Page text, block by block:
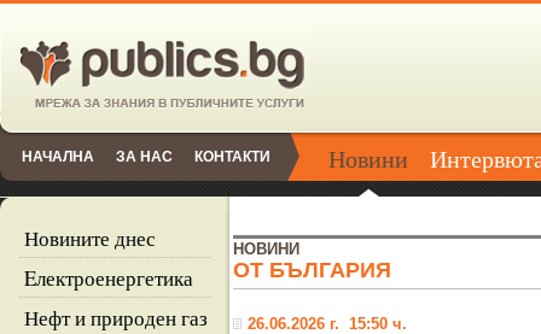
НАЧАЛНА ЗА НАС КОНТАКТИ Новини
Новините днес
Eлектроенергетика
Нефт и природен газ
НОВИНИ
ОТ БЪЛГАРИЯ
26.06.2026 г. 15:50 ч.